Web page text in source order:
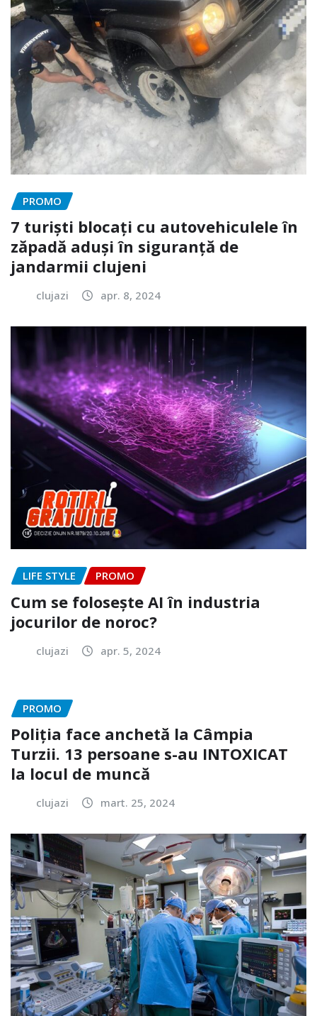
PROMO
7 turiști blocați cu autovehiculele în
zăpadă aduși în siguranță de
jandarmii clujeni
clujazi apr. 8, 2024
LIFE STYLE PROMO
Cum se folosește AI în industria
jocurilor de noroc?
clujazi apr. 5, 2024
PROMO
Poliția face anchetă la Câmpia
Turzii. 13 persoane s-au INTOXICAT
la locul de muncă
clujazi mart. 25, 2024